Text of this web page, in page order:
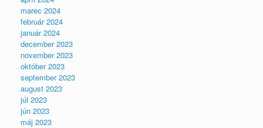
marec 2024
február 2024
január 2024
december 2023
november 2023
október 2023
september 2023
august 2023
júl 2023
jún 2023
máj 2023